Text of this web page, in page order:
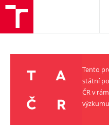
Tento
státní
ČR v